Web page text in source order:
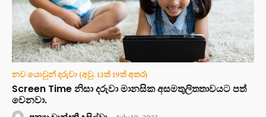
නව යොවුන් දරුවා (අවු. 13ත් 19ත් අතර)
Screen Time නිසා දරුවා මානසික අසමතුලිතතාවයට පත්
වෙනවා.